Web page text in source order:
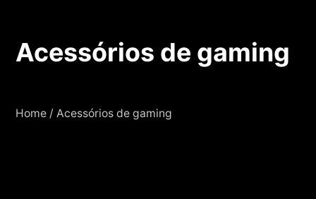
Acessórios de gaming
Acessórios de gaming
Home /Acessórios de gaming